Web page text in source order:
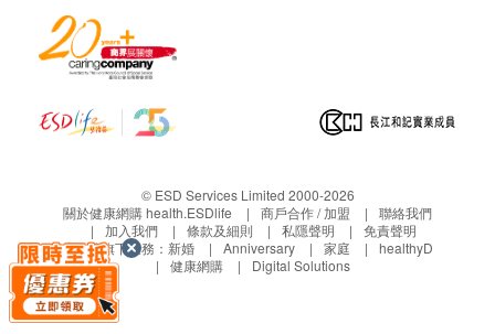
總鹼性磷酸酵素
丙種谷氨基轉移酵素
谷丙轉氨酵素
白蛋白球蛋白比例
總蛋白質
球蛋白質
總膽紅素
直接膽紅素
間接膽紅素
前白蛋白測定
如有爭議，健康網購health.ESDlife及醫療中心保留最
後決定權。
1. 所有健康檢查/服務並非作為醫務診斷或治療用途。
認可資格的醫生，作出診斷及治療。
health.ESDlife】並沒有經營或提供本服務/產品。有
關此服務/產品的錯漏或延誤，或因使用此服務/產品而
引致的損失、損害、受傷或法律訴訟，健康網購
health.ESDlife概不負責。一切有關的索償或查詢，須
向提供服務之體檢中心或商戶提出。
© ESD Services Limited 2000-2026
關於健康網購 health.ESDlife
商戶合作 / 加盟
聯絡我們
加入我們
條款及細則 私隱聲明
免責聲明
生活易旗下業務： 新婚 Anniversary 家庭
healthyD
健康網購
Digital Solutions